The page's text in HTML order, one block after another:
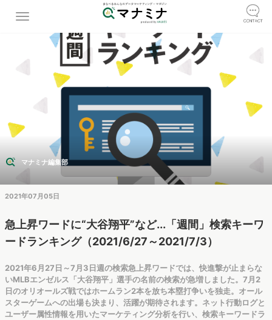
マナミナ編集部
2021年07月05日
急上昇ワードに“大谷翔平”など...「週間」検索キーワ
ードランキング（2021/6/27～2021/7/3）
2021年6月27日～7月3日週の検索急上昇ワードでは、快進撃が止まらな
いMLBエンゼルス「大谷翔平」選手の名前の検索が急増しました。7月2
日のオリオールズ戦ではホームラン2本を放ち本塁打争いを独走。オール
スターゲームへの出場も決まり、活躍が期待されます。ネット行動ログと
ユーザー属性情報を用いたマーケティング分析を行い、検索キーワードラ